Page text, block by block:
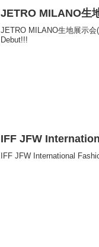
JETRO MILANO生
JETRO MILANO生地展示
Debut!!!
IFF JFW
IFF JFW International